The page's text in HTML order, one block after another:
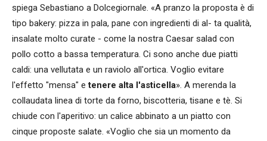
spiega Sebastiano a Dolcegiornale. «A pranzo la proposta è di
tipo bakery: pizza in pala, pane con ingredienti di al- ta qualità,
insalate molto curate - come la nostra Caesar salad con
pollo cotto a bassa temperatura. Ci sono anche due piatti
caldi: una vellutata e un raviolo all'ortica. Voglio evitare
l'effetto "mensa" etenere alta l'asticella». A merenda la
collaudata linea di torte da forno, biscotteria, tisane e tè. Si
chiude con l'aperitivo: un calice abbinato a un piatto con
cinque proposte salate. «Voglio che sia un momento da